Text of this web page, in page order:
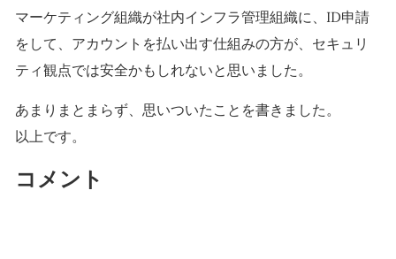
マーケティング組織が社内インフラ管理組織に、ID申請
をして、アカウントを払い出す仕組みの方が、セキュリ
ティ観点では安全かもしれないと思いました。
あまりまとまらず、思いついたことを書きました。
以上です。
コメント